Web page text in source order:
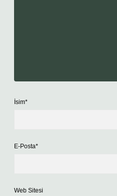
İsim*
E-Posta*
Web Sitesi